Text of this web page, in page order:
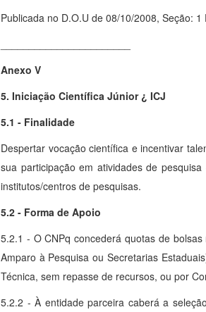
Publicada no D.O.U de 08/10/2008, Seção: 1
Anexo V
5. Iniciação Científica Júnior ¿ ICJ
5.1 - Finalidade
Despertar vocação científica e incentivar
sua participação em atividades de
institutos/centros de pesquisas.
5.2 - Forma de Apoio
5.2.1 - O CNPq concederá quotas de
Amparo à Pesquisa ou Secretarias
Técnica, sem repasse de recursos, ou por
5.2.2 - À entidade parceira caberá a